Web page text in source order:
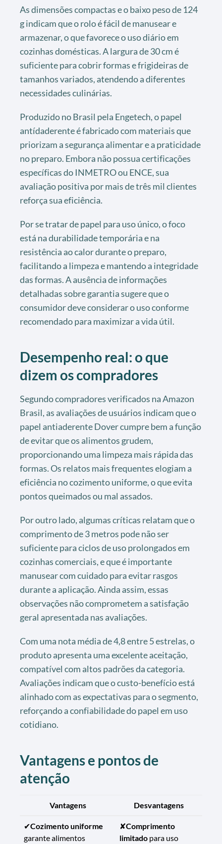
As dimensões compactas e o baixo peso de 124
g indicam que o rolo é fácil de manusear e
armazenar, o que favorece o uso diário em
cozinhas domésticas. A largura de 30 cm é
suficiente para cobrir formas e frigideiras de
tamanhos variados, atendendo a diferentes
necessidades culinárias.
Produzido no Brasil pela Engetech, o papel
antídaderente é fabricado com materiais que
priorizam a segurança alimentar e a praticidade
no preparo. Embora não possua certificações
específicas do INMETRO ou ENCE, sua
avaliação positiva por mais de três mil clientes
reforça sua eficiência.
Por se tratar de papel para uso único, o foco
está na durabilidade temporária e na
resistência ao calor durante o preparo,
facilitando a limpeza e mantendo a integridade
das formas. A ausência de informações
detalhadas sobre garantia sugere que o
consumidor deve considerar o uso conforme
recomendado para maximizar a vida útil.
Desempenho real: o que
dizem os compradores
Segundo compradores verificados na Amazon
Brasil, as avaliações de usuários indicam que o
papel antiaderente Dover cumpre bem a função
de evitar que os alimentos grudem,
proporcionando uma limpeza mais rápida das
formas. Os relatos mais frequentes elogiam a
eficiência no cozimento uniforme, o que evita
pontos queimados ou mal assados.
Por outro lado, algumas críticas relatam que o
comprimento de 3 metros pode não ser
suficiente para ciclos de uso prolongados em
cozinhas comerciais, e que é importante
manusear com cuidado para evitar rasgos
durante a aplicação. Ainda assim, essas
observações não comprometem a satisfação
geral apresentada nas avaliações.
Com uma nota média de 4,8 entre 5 estrelas, o
produto apresenta uma excelente aceitação,
compatível com altos padrões da categoria.
Avaliações indicam que o custo-benefício está
alinhado com as expectativas para o segmento,
reforçando a confiabilidade do papel em uso
cotidiano.
Vantagens e pontos de
atenção
Vantagens Desvantagens
✔Cozimento uniforme
garante alimentos
✘Comprimento
limitado para uso